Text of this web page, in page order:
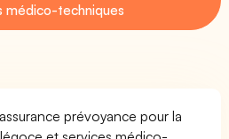
médico-techniques
prévoyance pour la